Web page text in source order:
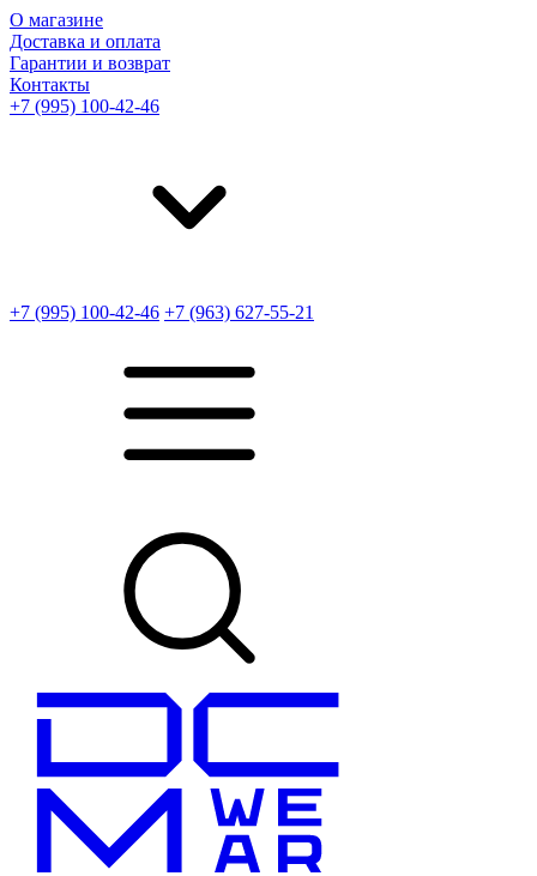
О магазине
Доставка и оплата
Гарантии и возврат
Контакты
+7 (995) 100-42-46
+7 (995) 100-42-46 +7 (963) 627-55-21